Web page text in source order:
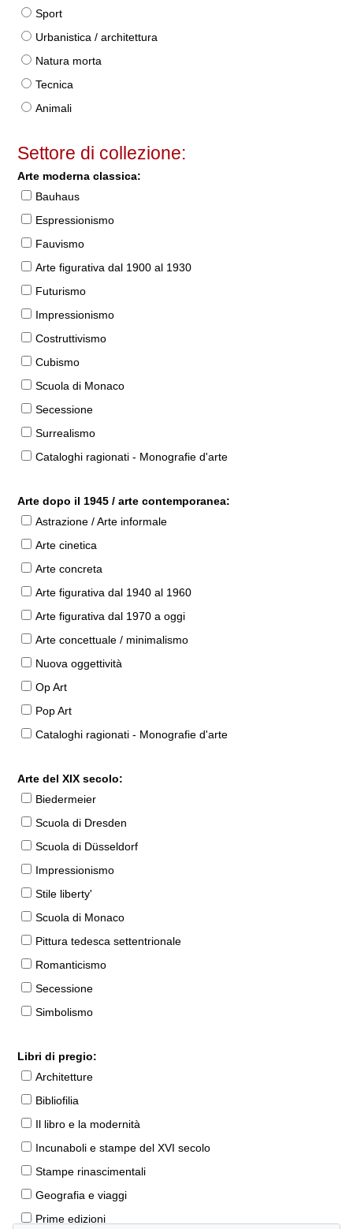
Sport
Urbanistica / architettura
Natura morta
Tecnica
Animali
Settore di collezione:
Arte moderna classica:
Bauhaus
Espressionismo
Fauvismo
Arte figurativa dal 1900 al 1930
Futurismo
Impressionismo
Costruttivismo
Cubismo
Scuola di Monaco
Secessione
Surrealismo
Cataloghi ragionati - Monografie d'arte
Arte dopo il 1945 / arte contemporanea:
Astrazione / Arte informale
Arte cinetica
Arte concreta
Arte figurativa dal 1940 al 1960
Arte figurativa dal 1970 a oggi
Arte concettuale / minimalismo
Nuova oggettività
Op Art
Pop Art
Cataloghi ragionati - Monografie d'arte
Arte del XIX secolo:
Biedermeier
Scuola di Dresden
Scuola di Düsseldorf
Impressionismo
Stile liberty'
Scuola di Monaco
Pittura tedesca settentrionale
Romanticismo
Secessione
Simbolismo
Libri di pregio:
Architetture
Bibliofilia
Il libro e la modernità
Incunaboli e stampe del XVI secolo
Stampe rinascimentali
Geografia e viaggi
Prime edizioni